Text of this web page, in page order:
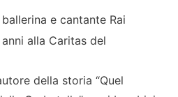
e cantante Rai
alla Caritas del
della storia “Quel